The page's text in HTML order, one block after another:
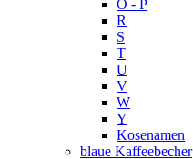
O - P
R
S
T
U
V
W
Y
Kosenamen
blaue Kaffeebecher